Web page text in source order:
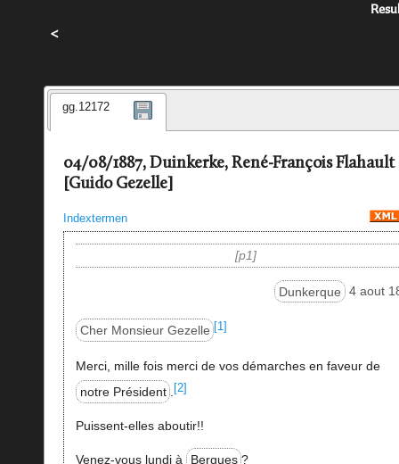
<
gg.12172
04/08/1887, Duinkerke, René-François Flahault
[Guido Gezelle]
Indextermen
p1
Dunkerque 4 aout
Cher Monsieur Gezelle [1]
Merci, mille fois merci de vos démarches en faveur de
notre Président
[2]
Puissent-elles aboutir!!
Venez-vous lundi à Bergues ?